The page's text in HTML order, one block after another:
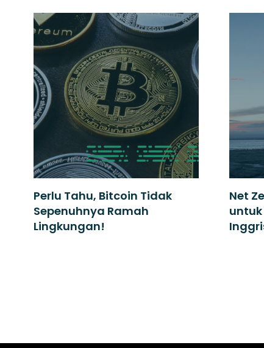
Perlu Tahu, Bitcoin Tidak
Sepenuhnya Ramah
Lingkungan!
Net
untuk